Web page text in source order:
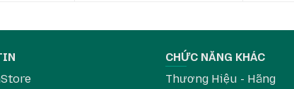
in, nhu cầu.
CHỨC NĂNG KHÁC
Thương Hiệu - Hãng